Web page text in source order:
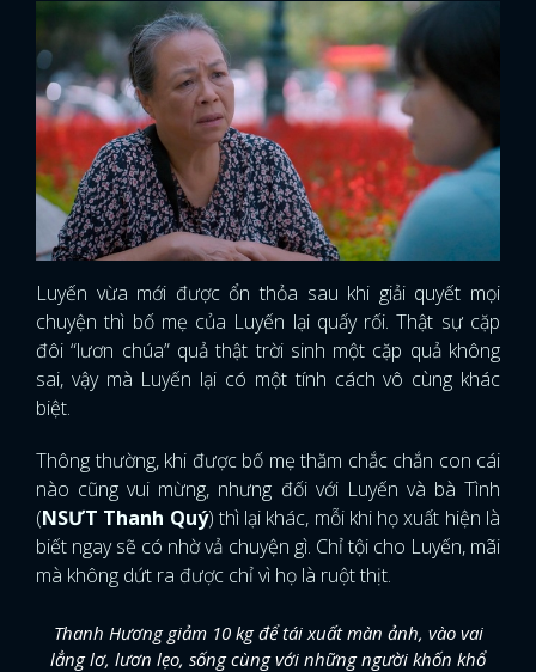
Luyến vừa mới được ổn thỏa sau khi giải quyết mọi
chuyện thì bố mẹ của Luyến lại quấy rối. Thật sự cặp
đôi “lươn chúa” quả thật trời sinh một cặp quả không
sai, vậy mà Luyến lại có một tính cách vô cùng khác
biệt.
Thông thường, khi được bố mẹ thăm chắc chắn con cái
nào cũng vui mừng, nhưng đối với Luyến và bà Tình
(NSƯT Thanh Quý) thì lại khác, mỗi khi họ xuất hiện là
biết ngay sẽ có nhờ vả chuyện gì. Chỉ tội cho Luyến, mãi
mà không dứt ra được chỉ vì họ là ruột thịt.
Thanh Hương giảm 10 kg để tái xuất màn ảnh, vào vai
lẳng lơ, lươn lẹo, sống cùng với những người khốn khổ